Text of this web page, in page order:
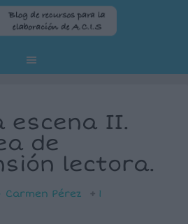
escena II.
de
lectora.
Carmen Pérez
1